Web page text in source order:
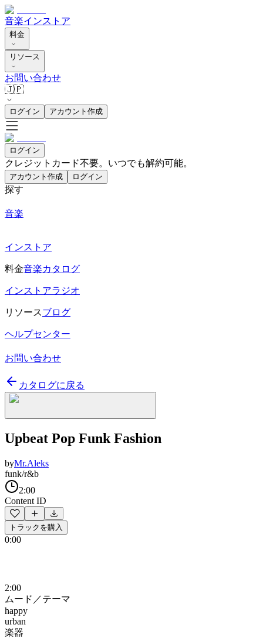
音楽インストア
料金
リソース
お問い合わせ
🇯🇵
ログイン アカウント作成
ログイン
クレジットカード不要。いつでも解約可能。
アカウント作成 ログイン
探す
音楽
インストア
料金音楽カタログ
インストアラジオ
リソースブログ
ヘルプセンター
お問い合わせ
カタログに戻る
Upbeat Pop Funk Fashion
byMr.Aleks
funk/r&b
2:00
Content ID
トラックを購入
0:00
2:00
ムード／テーマ
happy
urban
楽器